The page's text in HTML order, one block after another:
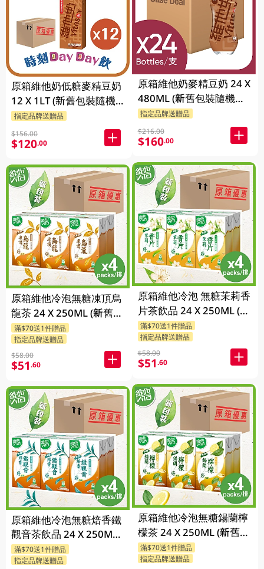
原箱維他奶低糖麥精豆奶
12 X 1LT (新舊包裝隨機
發貨)
指定品牌送贈品
$156.00
$120.00
原箱維他冷泡無糖凍頂烏
龍茶 24 X 250ML (新舊包
裝隨機發貨)
滿$70送1件贈品
指定品牌送贈品
$58.00
$51.60
原箱維他冷泡無糖焙香鐵
觀音茶飲品 24 X 250ML
(新舊包裝隨機發貨)
滿$70送1件贈品
指定品牌送贈品
原箱維他奶麥精豆奶 24 X
480ML (新舊包裝隨機發
貨)
指定品牌送贈品
$216.00
$160.00
原箱維他冷泡 無糖茉莉香
片茶飲品 24 X 250ML (新
舊包裝隨機發貨)
滿$70送1件贈品
指定品牌送贈品
$58.00
$51.60
原箱維他冷泡無糖鍚蘭檸
檬茶 24 X 250ML (新舊包
裝隨機發貨)
滿$70送1件贈品
指定品牌送贈品